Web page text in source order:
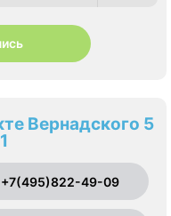
Вернадского 5
+7(495)822-49-09